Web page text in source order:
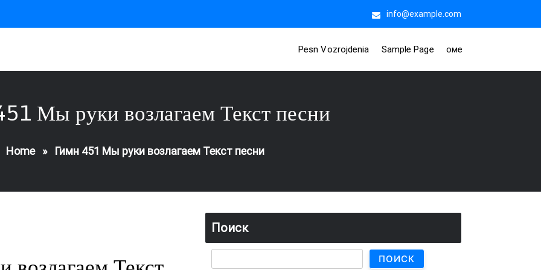
info@example.com
Pesn Vozrojdenia Sample Page оме
Мы руки возлагаем Текст песни
Home» Гимн 451 Мы руки возлагаем Текст песни
Поиск
ПОИСК